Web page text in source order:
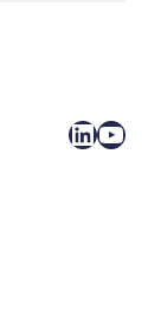
LinkedIn YouTube